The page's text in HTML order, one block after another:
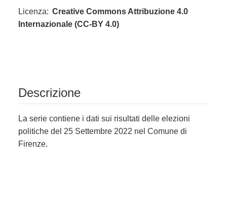
Licenza: Creative Commons Attribuzione 4.0
Internazionale (CC-BY 4.0)
Descrizione
La serie contiene i dati sui risultati delle elezioni
politiche del 25 Settembre 2022 nel Comune di
Firenze.